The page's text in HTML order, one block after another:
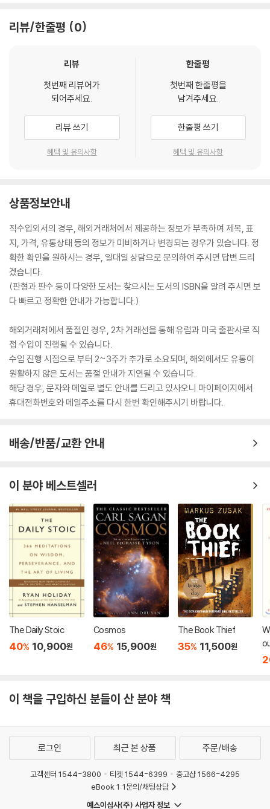
리뷰/한줄평 0
리뷰
첫번째 리뷰어가
되어주세요.
리뷰 쓰기
혜택 및 유의사항
한줄평
첫번째 한줄평을
남겨주세요.
한줄평 쓰기
혜택 및 유의사항
상품정보안내
직수입외서의 경우, 해외거래처에서 제공하는 정보가 부족하여 제목, 표
지, 가격, 유통상태 등의 정보가 미비하거나 변경되는 경우가 있습니다. 정
확한 확인을 원하시는 경우, 일대일 상담으로 문의하여 주시면 답변 드리
겠습니다.
(판형과 판수 등이 다양한 도서는 찾으시는 도서의 ISBN을 알려 주시면 보
다 빠르고 정확한 안내가 가능합니다.)
해외거래처에서 품절인 경우, 2차 거래선을 통해 유럽과 미국 출판사로 직
접 수입이 진행될 수 있습니다.
수입 진행 시점으로 부터 2~3주가 추가로 소요되며, 해외에서도 유통이
원활하지 않은 도서는 품절 안내가 지연될 수 있습니다.
해당 경우, 문자와 메일로 별도 안내를 드리고 있사오니 마이페이지에서
휴대전화번호와 메일주소를 다시 한번 확인해주시기 바랍니다.
배송/반품/교환 안내
이 분야 베스트셀러
The Daily Stoic
40% 10,900원
Cosmos
46% 15,900원
The Book Thief
35% 11,500원
이 책을 구입하신 분들이 산 분야 책
로그인 최근 본 상품 주문/배송
고객센터 1544-3800 티켓 1544-6399
중고샵 1566-4295
eBook 1:1문의/채팅상담
예스이십사(주) 사업자 정보